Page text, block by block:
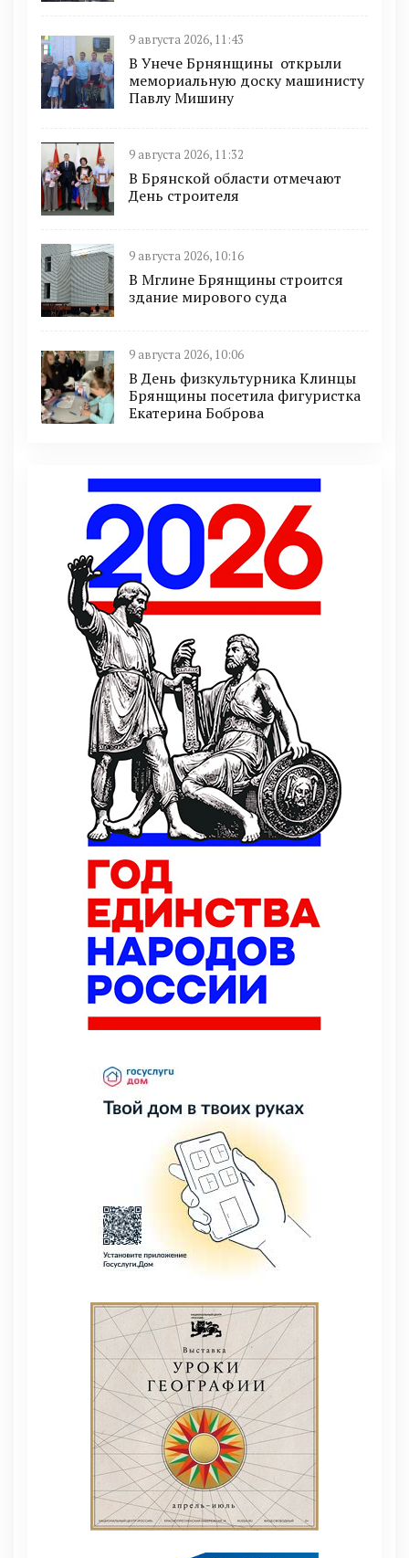
9 августа 2026, 11:43
В Унече Брнянщины открыли
мемориальную доску машинисту
Павлу Мишину
9 августа 2026, 11:32
В Брянской области отмечают
День строителя
9 августа 2026, 10:16
В Мглине Брянщины строится
здание мирового суда
9 августа 2026, 10:06
В День физкультурника Клинцы
Брянщины посетила фигуристка
Екатерина Боброва